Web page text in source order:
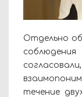
Отдельно
течение